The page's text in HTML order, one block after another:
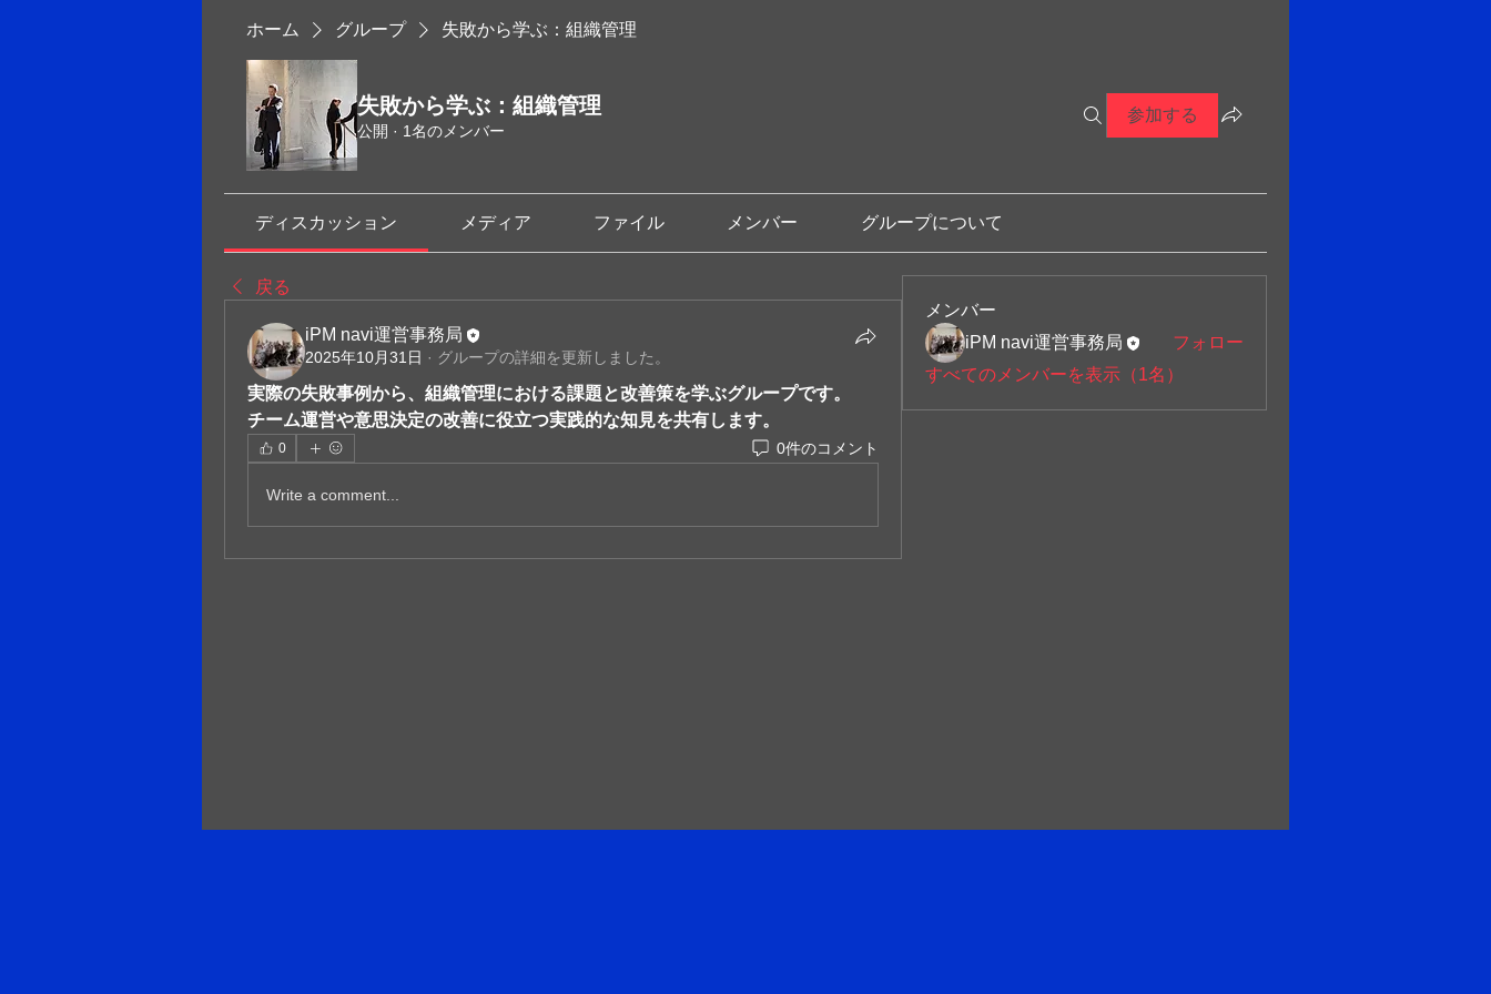
ホーム グループ 失敗から学ぶ：組織管理
失敗から学ぶ：組織管理
公開 · 1名のメンバー
参加する
ディスカッション メディア ファイル メンバー グループについて
戻る
iPM navi運営事務局
2025年10月31日 · グループの詳細を更新しました。
実際の失敗事例から、組織管理における課題と改善策を学ぶグループです。
チーム運営や意思決定の改善に役立つ実践的な知見を共有します。
0 0件のコメント
Write a comment...
メンバー
iPM navi運営事務局
フォロー
すべてのメンバーを表示（1名）